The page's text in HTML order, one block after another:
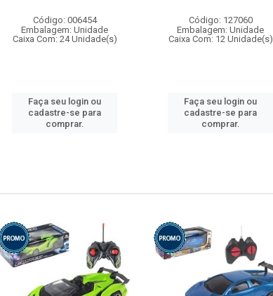
Código: 006454
Embalagem: Unidade
Caixa Com: 24 Unidade(s)
Faça seu login ou
cadastre-se para
comprar.
Código: 127060
Embalagem: Unidade
Caixa Com: 12 Unidade(s)
Faça seu login ou
cadastre-se para
comprar.